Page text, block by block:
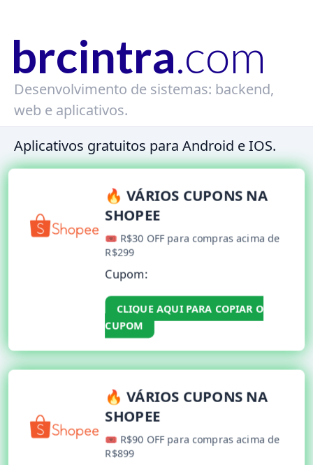
brcintra.com
Desenvolvimento de sistemas: backend,
web e aplicativos.
Aplicativos gratuitos para Android e IOS.
🔥 VÁRIOS CUPONS NA
SHOPEE
🎟️ R$30 OFF para compras acima de
R$299
Cupom:
CLIQUE AQUI PARA COPIAR O
CUPOM
🔥 VÁRIOS CUPONS NA
SHOPEE
🎟️ R$90 OFF para compras acima de
R$899